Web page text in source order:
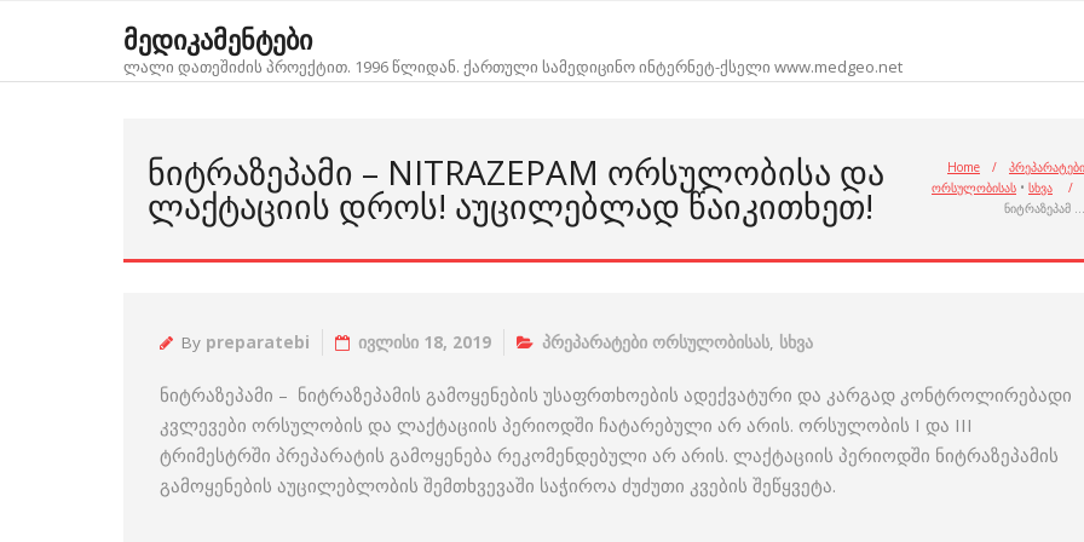
მედიკამენტები
ლალი დათეშიძის პროექტით. 1996 წლიდან. ქართული სამედიცინო ინტერნეტ-ქსელი www.medgeo.net
ᲜᲘᲢᲠᲐᲖᲔᲞᲐᲛᲘ – NITRAZEPAM ᲝᲠᲡᲣᲚᲝᲑᲘᲡᲐ ᲓᲐ
ᲚᲐᲥᲢᲐᲪᲘᲘᲡ ᲓᲠᲝᲡ! ᲐᲣᲪᲘᲚᲔᲑᲚᲐᲓ ᲬᲐᲘᲙᲘᲗᲮᲔᲗ!
Home /
პრეპარატები
ორსულობისას • სხვა
/
ნიტრაზეპამ …
By preparatebi ივლისი 18, 2019 პრეპარატები ორსულობისას, სხვა
ნიტრაზეპამი – ნიტრაზეპამის გამოყენების უსაფრთხოების ადექვატური და კარგად კონტროლირებადი
კვლევები ორსულობის და ლაქტაციის პერიოდში ჩატარებული არ არის. ორსულობის I და III
ტრიმესტრში პრეპარატის გამოყენება რეკომენდებული არ არის. ლაქტაციის პერიოდში ნიტრაზეპამის
გამოყენების აუცილებლობის შემთხვევაში საჭიროა ძუძუთი კვების შეწყვეტა.